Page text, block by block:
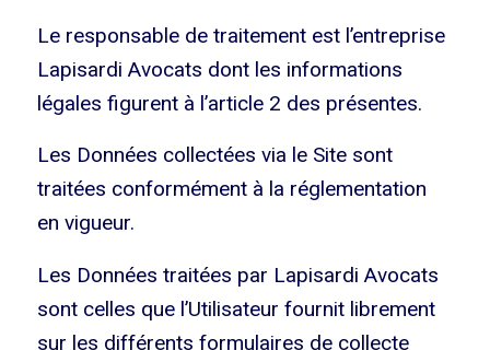
Le responsable de traitement est l’entreprise
Lapisardi Avocats dont les informations
légales figurent à l’article 2 des présentes.
Les Données collectées via le Site sont
traitées conformément à la réglementation
en vigueur.
Les Données traitées par Lapisardi Avocats
sont celles que l’Utilisateur fournit librement
sur les différents formulaires de collecte